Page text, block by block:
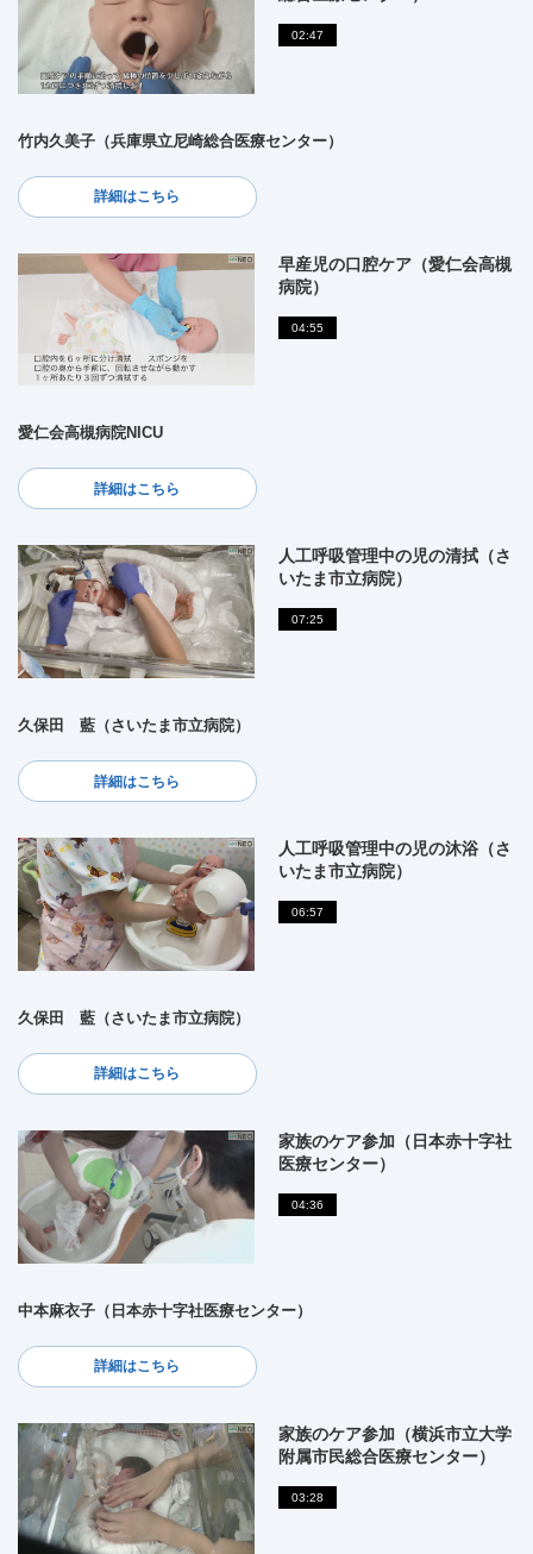
02:47
竹内久美子（兵庫県立尼崎総合医療センター）
詳細はこちら
早産児の口腔ケア（愛仁会高槻
病院）
04:55
愛仁会高槻病院NICU
詳細はこちら
人工呼吸管理中の児の清拭（さ
いたま市立病院）
07:25
久保田 藍（さいたま市立病院）
詳細はこちら
人工呼吸管理中の児の沐浴（さ
いたま市立病院）
06:57
久保田 藍（さいたま市立病院）
詳細はこちら
家族のケア参加（日本赤十字社
医療センター）
04:36
中本麻衣子（日本赤十字社医療センター）
詳細はこちら
家族のケア参加（横浜市立大学
附属市民総合医療センター）
03:28